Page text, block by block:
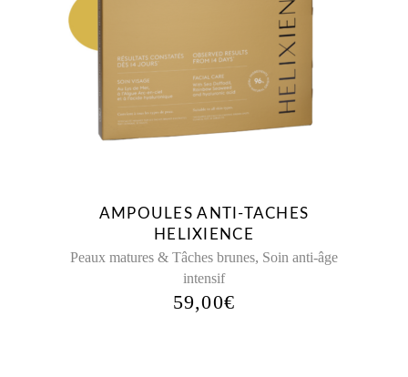
AMPOULES ANTI-TACHES
HELIXIENCE
Peaux matures & Tâches brunes, Soin anti-âge
intensif
59,00€